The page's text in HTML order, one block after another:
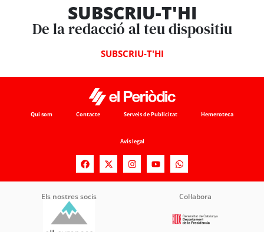
SUBSCRIU-T'HI
De la redacció al teu dispositiu
SUBSCRIU-T'HI
Qui som Contacte Serveis de Publicitat Hemeroteca
Avís legal
Els nostres socis Col·labora